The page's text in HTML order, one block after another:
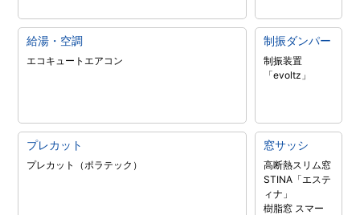
給湯・空調
エコキュート エアコン
制振ダンパー
制振装置
「evoltz」
プレカット
プレカット（ポラテック）
窓サッシ
高断熱スリム窓
STINA「エステ
ィナ」
樹脂窓 スマー